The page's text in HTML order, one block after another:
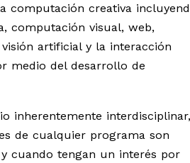
computación creativa
computación visual, web,
artificial y la interacción
medio del desarrollo de
inherentemente interdisciplinar,
de cualquier programa son
cuando tengan un interés por